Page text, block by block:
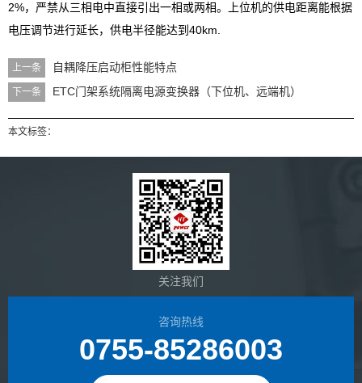
2%，严禁从三相电中直接引出一相或两相。上位机的供电距离能根据
电压调节进行延长，供电半径能达到40km.
上一条 自耦降压启动柜性能特点
下一条 ETC门架系统隔离电源变换器（下位机、远端机）
本文标签：
关注我们
咨询热线
0755-85286003